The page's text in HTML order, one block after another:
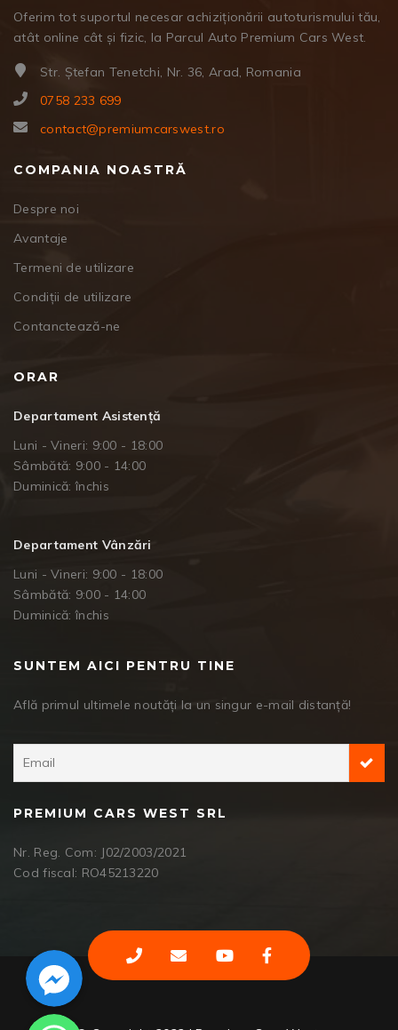
Oferim tot suportul necesar achiziționării autoturismului tău,
atât online cât și fizic, la Parcul Auto Premium Cars West.
Str. Ștefan Tenetchi, Nr. 36, Arad, Romania
0758 233 699
contact@premiumcarswest.ro
COMPANIA NOASTRĂ
Despre noi
Avantaje
Termeni de utilizare
Condiții de utilizare
Contanctează-ne
ORAR
Departament Asistență
Luni - Vineri: 9:00 - 18:00
Sâmbătă: 9:00 - 14:00
Duminică: închis
Departament Vânzări
Luni - Vineri: 9:00 - 18:00
Sâmbătă: 9:00 - 14:00
Duminică: închis
SUNTEM AICI PENTRU TINE
Află primul ultimele noutăți la un singur e-mail distanță!
PREMIUM CARS WEST SRL
Nr. Reg. Com: J02/2003/2021
Cod fiscal: RO45213220
Facebook Messenger
WhatsApp